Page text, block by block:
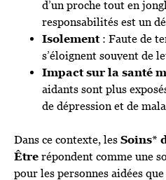
d’un proche tout en
responsabilités est un
Isolement: Faute de
s’éloignent souvent de
Impact sur la santé
aidants sont plus
de dépression et de
Dans ce contexte, les Soins*
Être répondent comme une
pour les personnes aidées